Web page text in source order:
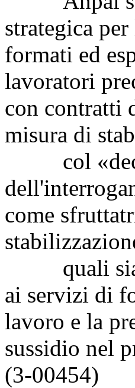
strategica
formati ed
lavoratori
con contratti
misura di
col
come
quali siano
ai servizi di
lavoro e la
sussidio nel
(3-00454)